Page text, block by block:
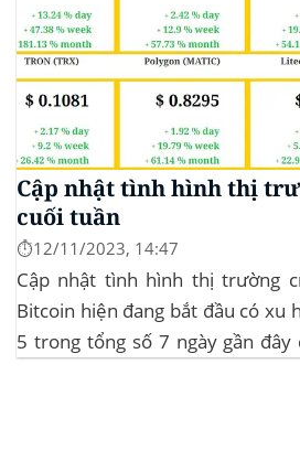
Cập nhật tình hình thị
cuối tuần
⏱️12/11/2023, 14:47
Cập nhật tình hình thị trường
Bitcoin hiện đang bắt đầu có xu
5 trong tổng số 7 ngày gần đây